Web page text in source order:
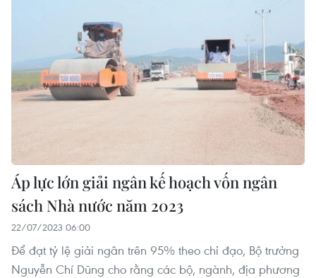
Áp lực lớn giải ngân kế hoạch vốn ngân
sách Nhà nước năm 2023
22/07/2023 06:00
Để đạt tỷ lệ giải ngân trên 95% theo chỉ đạo, Bộ trưởng
Nguyễn Chí Dũng cho rằng các bộ, ngành, địa phương